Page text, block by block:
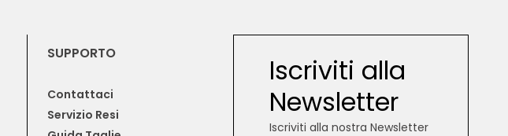
SUPPORTO
Contattaci
Servizio Resi
Iscriviti alla
Newsletter
Iscriviti alla nostra Newsletter